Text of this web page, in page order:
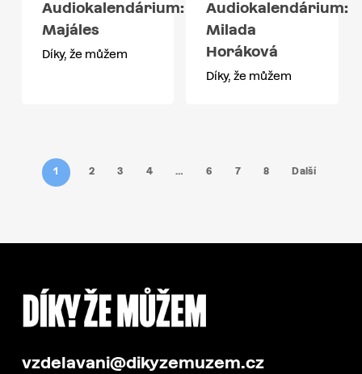
Audiokalendárium:
Majáles
Díky, že můžem
Audiokalendárium:
Milada
Horáková
Díky, že můžem
1 2 3 4 … 6 7 8 Další
vzdelavani@dikyzemuzem.cz